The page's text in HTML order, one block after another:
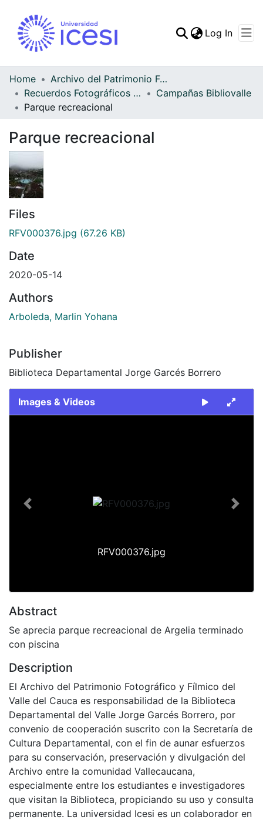
Statistics
Log In
Home
Archivo del Patrimonio Fotográfico y Fílmico del Valle del Cauca
Recuerdos Fotográficos Vallecaucanos
Campañas Bibliovalle
Parque recreacional
Parque recreacional
Files
RFV000376.jpg (67.26 KB)
Date
2020-05-14
Authors
Arboleda, Marlin Yohana
Publisher
Biblioteca Departamental Jorge Garcés Borrero
Images & Videos
RFV000376.jpg
Previous Next
Abstract
Se aprecia parque recreacional de Argelia terminado
con piscina
Description
El Archivo del Patrimonio Fotográfico y Fílmico del
Valle del Cauca es responsabilidad de la Biblioteca
Departamental del Valle Jorge Garcés Borrero, por
convenio de cooperación suscrito con la Secretaría de
Cultura Departamental, con el fin de aunar esfuerzos
para su conservación, preservación y divulgación del
Archivo entre la comunidad Vallecaucana,
especialmente entre los estudiantes e investigadores
que visitan la Biblioteca, propiciando su uso y consulta
permanente. La universidad Icesi es un colaborador en